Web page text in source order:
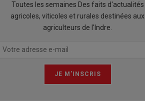
Toutes les semaines Des faits d'actualités
agricoles, viticoles et rurales destinées aux
agriculteurs de l'Indre.